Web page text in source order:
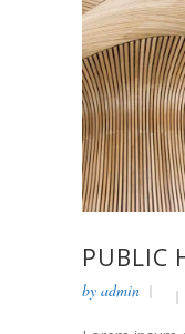
PUBLIC
by admin